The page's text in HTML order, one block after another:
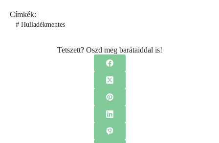
Címkék:
#Hulladékmentes
Tetszett? Oszd meg barátaiddal is!